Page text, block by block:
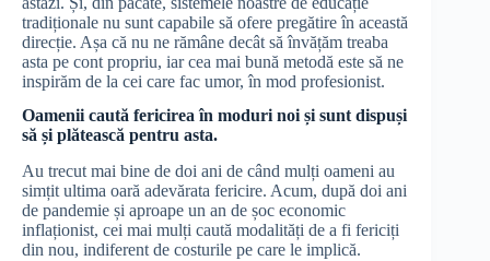
tradiționale nu sunt capabile să ofere pregătire în această
direcție. Așa că nu ne rămâne decât să învățăm treaba
asta pe cont propriu, iar cea mai bună metodă este să ne
inspirăm de la cei care fac umor, în mod profesionist.
Oamenii caută fericirea în moduri noi și sunt dispuși
să și plătească pentru asta.
Au trecut mai bine de doi ani de când mulți oameni au
simțit ultima oară adevărata fericire. Acum, după doi ani
de pandemie și aproape un an de șoc economic
inflaționist, cei mai mulți caută modalități de a fi fericiți
din nou, indiferent de costurile pe care le implică.